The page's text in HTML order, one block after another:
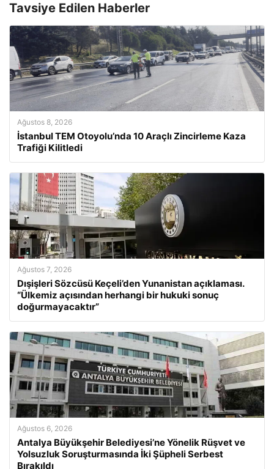
Tavsiye Edilen Haberler
Ağustos 8, 2026
İstanbul TEM Otoyolu’nda 10 Araçlı Zincirleme Kaza
Trafiği Kilitledi
Ağustos 7, 2026
Dışişleri Sözcüsü Keçeli’den Yunanistan açıklaması.
“Ülkemiz açısından herhangi bir hukuki sonuç
doğurmayacaktır”
Ağustos 6, 2026
Antalya Büyükşehir Belediyesi’ne Yönelik Rüşvet ve
Yolsuzluk Soruşturmasında İki Şüpheli Serbest
Bırakıldı